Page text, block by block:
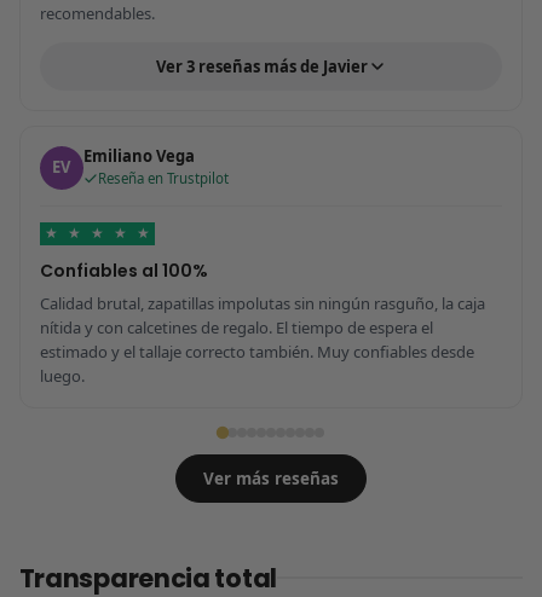
recomendables.
Ver 3 reseñas más de Javier
EV Emiliano Vega
Reseña en Trustpilot
★ ★ ★ ★ ★
Confiables al 100%
Calidad brutal, zapatillas impolutas sin ningún rasguño, la caja
nítida y con calcetines de regalo. El tiempo de espera el
estimado y el tallaje correcto también. Muy confiables desde
luego.
Ver más reseñas
Transparencia total